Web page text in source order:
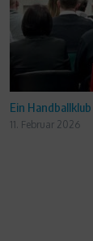
Ein
11. Februar 2026